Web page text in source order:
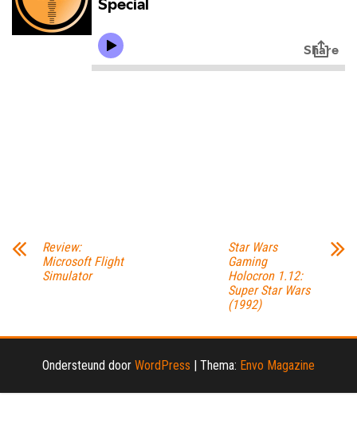
Review:
Microsoft Flight
Simulator
Star Wars
Gaming
Holocron 1.12:
Super Star Wars
(1992)
Ondersteund door WordPress | Thema: Envo Magazine